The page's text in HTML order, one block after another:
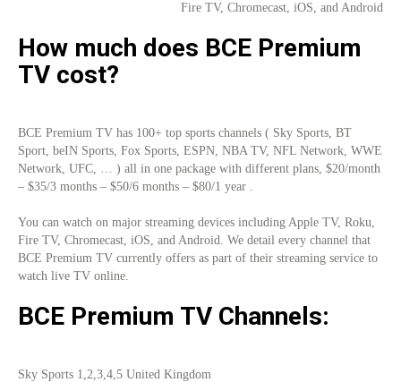
Fire TV, Chromecast, iOS, and Android
How much does BCE Premium
TV cost?
BCE Premium TV has 100+ top sports channels ( Sky Sports, BT
Sport, beIN Sports, Fox Sports, ESPN, NBA TV, NFL Network, WWE
Network, UFC, … ) all in one package with different plans, $20/month
– $35/3 months – $50/6 months – $80/1 year .
You can watch on major streaming devices including Apple TV, Roku,
Fire TV, Chromecast, iOS, and Android. We detail every channel that
BCE Premium TV currently offers as part of their streaming service to
watch live TV online.
BCE Premium TV Channels:
Sky Sports 1,2,3,4,5 United Kingdom